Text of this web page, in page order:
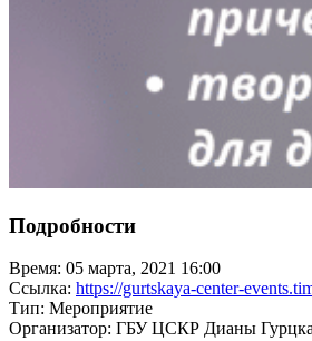
Подробности
Время: 05 марта, 2021 16:00
Ссылка: https://gurtskaya-center-
Тип: Мероприятие
Организатор: ГБУ ЦСКР Дианы